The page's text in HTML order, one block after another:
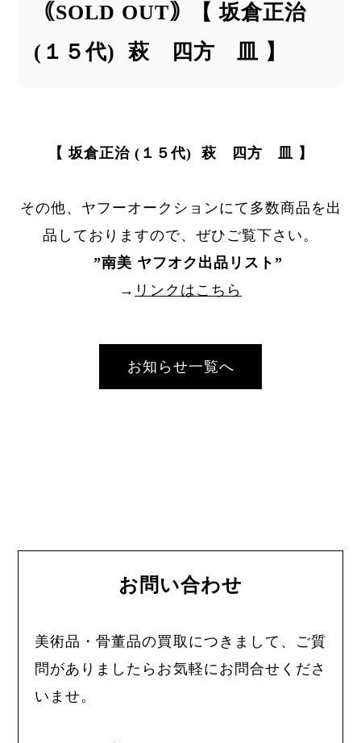
｟SOLD OUT｠【 坂倉正治
(１５代) 萩 四方 皿 】
【 坂倉正治 (１５代) 萩 四方 皿 】
その他、ヤフーオークションにて多数商品を出
品しておりますので、ぜひご覧下さい。
”南美 ヤフオク出品リスト ”
→ リンクはこちら
お知らせ一覧へ
お問い合わせ
美術品・骨董品の買取につきまして、ご質
問がありましたらお気軽にお問合せくださ
いませ。